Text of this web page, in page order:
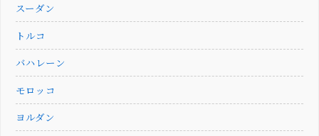
スーダン
トルコ
バハレーン
モロッコ
ヨルダン